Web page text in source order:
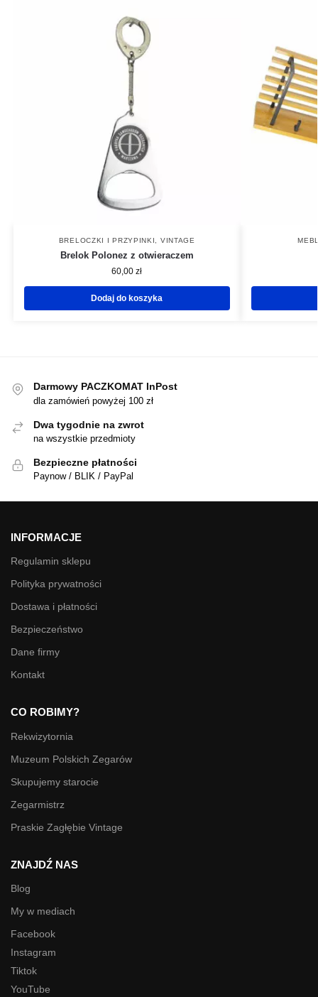
BRELOCZKI I PRZYPINKI, VINTAGE
Brelok Polonez z otwieraczem
60,00zł
Dodaj do koszyka
Darmowy PACZKOMAT InPost
dla zamówień powyżej 100 zł
Dwa tygodnie na zwrot
na wszystkie przedmioty
Bezpieczne płatności
Paynow / BLIK / PayPal
INFORMACJE
Regulamin sklepu
Polityka prywatności
Dostawa i płatności
Bezpieczeństwo
Dane firmy
Kontakt
CO ROBIMY?
Rekwizytornia
Muzeum Polskich Zegarów
Skupujemy starocie
Zegarmistrz
Praskie Zagłębie Vintage
ZNAJDŹ NAS
Blog
My w mediach
Facebook
Instagram
Tiktok
YouTube